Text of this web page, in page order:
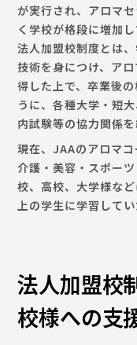
が実行され、アロマ
く学校が格段に増加
法人加盟校制度とは
技術を身につけ、ア
得した上で、卒業後
うに、各種大学・短
内試験等の協力関係
現在、JAAのアロマ
介護・美容・スポー
校、高校、大学様な
上の学生に学習して
法人加盟校
校様への支